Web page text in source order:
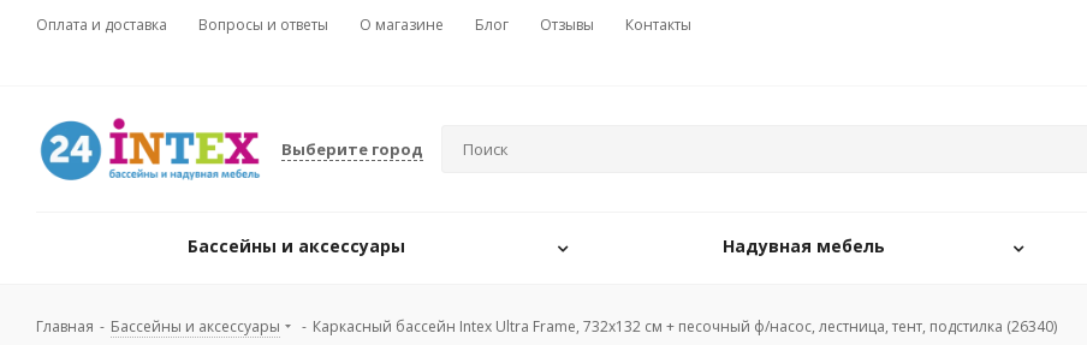
Оплата и доставка Вопросы и ответы О магазине Блог Отзывы
Контакты
Выберите город
Бассейны и аксессуары Надувная мебель
Главная - Бассейны и аксессуары - Каркасный бассейн Intex Ultra Frame, 732х132 см + песочный ф/насос, лестница, тент, подстилка (26340)